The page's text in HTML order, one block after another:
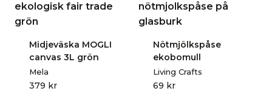
Midjeväska MOGLI
canvas 3L grön
Mela
379 kr
Nötmjölkspåse
ekobomull
Living Crafts
69 kr